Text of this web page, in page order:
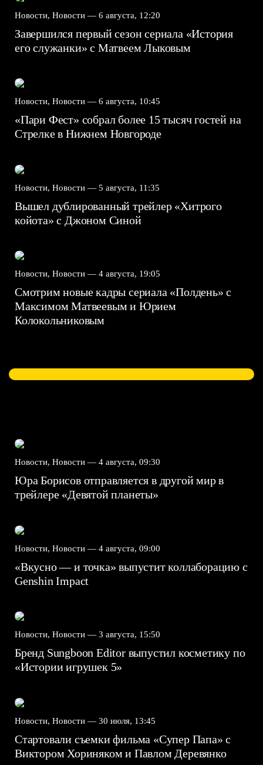
Новости, Новости — 6 августа, 12:20
Завершился первый сезон сериала «История
его служанки» с Матвеем Лыковым
Новости, Новости — 6 августа, 10:45
«Пари Фест» собрал более 15 тысяч гостей на
Стрелке в Нижнем Новгороде
Новости, Новости — 5 августа, 11:35
Вышел дублированный трейлер «Хитрого
койота» с Джоном Синой
Новости, Новости — 4 августа, 19:05
Смотрим новые кадры сериала «Полдень» с
Максимом Матвеевым и Юрием
Колокольниковым
Новости, Новости — 4 августа, 09:30
Юра Борисов отправляется в другой мир в
трейлере «Девятой планеты»
Новости, Новости — 4 августа, 09:00
«Вкусно — и точка» выпустит коллаборацию с
Genshin Impact⁠⁠
Новости, Новости — 3 августа, 15:50
Бренд Sungboon Editor выпустил косметику по
«Истории игрушек 5»
Новости, Новости — 30 июля, 13:45
Стартовали съемки фильма «Супер Папа» с
Виктором Хориняком и Павлом Деревянко